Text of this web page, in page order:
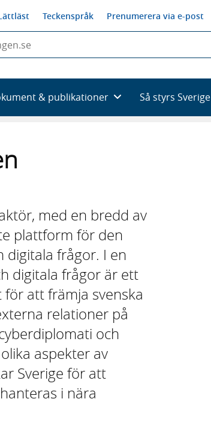
Teckenspråk Prenumerera via e-post
& publikationer Så styrs Sverige
med en bredd av
plattform för den
digitala frågor. I en
digitala frågor är ett
att främja svenska
relationer på
och
aspekter av
Sverige för att
i nära